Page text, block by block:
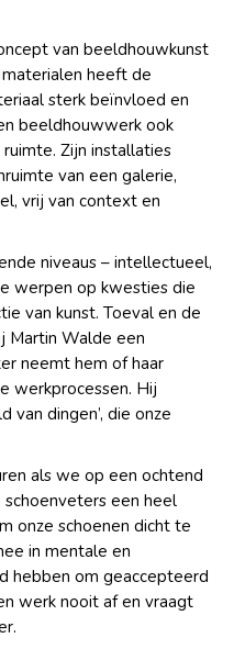
van beeldhouwkunst
heeft de
sterk beïnvloed en
beeldhouwwerk ook
Zijn installaties
van een galerie,
vrij van context en
niveaus – intellectueel,
werpen op kwesties die
van kunst. Toeval en de
Martin Walde een
neemt hem of haar
werkprocessen. Hij
van dingen’, die onze
als we op een ochtend
een heel
onze schoenen dicht te
in mentale en
hebben om geaccepteerd
werk nooit af en vraagt